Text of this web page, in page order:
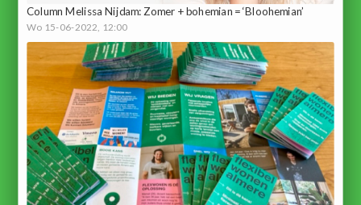
Column Melissa Nijdam: Zomer + bohemian = ‘Bloohemian’
Wo 15-06-2022, 12:00